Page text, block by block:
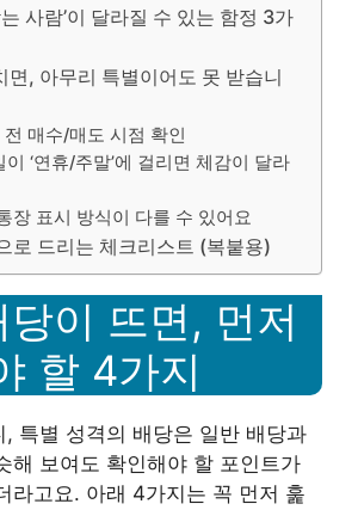
사람’이 달라질 수 있는 함정 3가
면, 아무리 특별이어도 못 받습니
전 매수/매도 시점 확인
이 ‘연휴/주말’에 걸리면 체감이 달라
장 표시 방식이 다를 수 있어요
로 드리는 체크리스트 (복붙용)
당이 뜨면, 먼저
할 4가지
, 특별 성격의 배당은 일반 배당과
해 보여도 확인해야 할 포인트가
라고요. 아래 4가지는 꼭 먼저 훑